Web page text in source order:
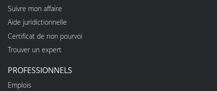
Suivre mon affaire
Aide juridictionnelle
Certificat de non pourvoi
Trouver un expert
PROFESSIONNELS
Emplois